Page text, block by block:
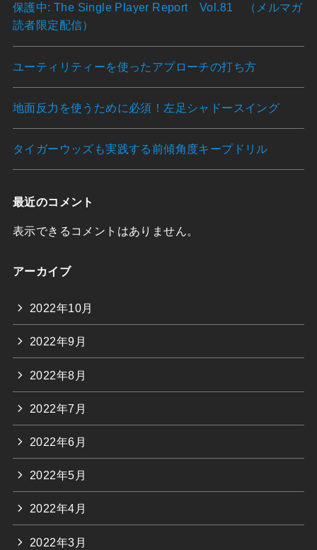
保護中: The Single Player Report Vol.81 （メルマガ
読者限定配信）
ユーティリティーを使ったアプローチの打ち方
地面反力を使うために必須！左足シャドースイング
タイガーウッズも実践する前傾角度キープドリル
最近のコメント
表示できるコメントはありません。
アーカイブ
2022年10月
2022年9月
2022年8月
2022年7月
2022年6月
2022年5月
2022年4月
2022年3月